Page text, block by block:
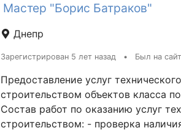
Мастер "Борис Батраков"
Днепр
Зарегистрирован 5 лет назад • Был на
Предоставление услуг
строительством объектов класса
Состав работ по оказанию услуг
строительством: - проверка